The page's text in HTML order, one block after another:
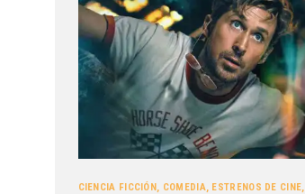
CIENCIA FICCIÓN, COMEDIA, ESTRENOS DE CINE,